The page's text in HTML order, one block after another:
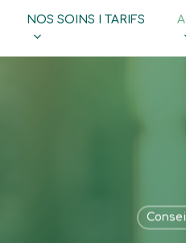
NOS SOINS I TARIFS